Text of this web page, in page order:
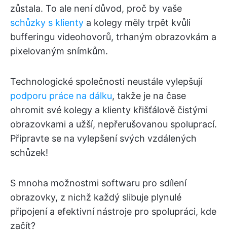
zůstala. To ale není důvod, proč by vaše
schůzky s klienty a kolegy měly trpět kvůli
bufferingu videohovorů, trhaným obrazovkám a
pixelovaným snímkům.
Technologické společnosti neustále vylepšují
podporu práce na dálku, takže je na čase
ohromit své kolegy a klienty křišťálově čistými
obrazovkami a užší, nepřerušovanou spoluprací.
Připravte se na vylepšení svých vzdálených
schůzek!
S mnoha možnostmi softwaru pro sdílení
obrazovky, z nichž každý slibuje plynulé
připojení a efektivní nástroje pro spolupráci, kde
začít?